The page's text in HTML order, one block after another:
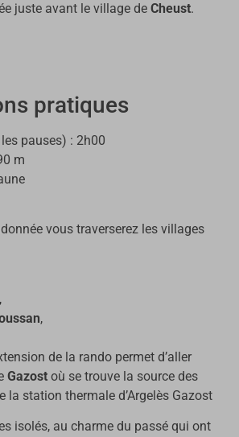
juste avant le village de Cheust.
pratiques
pauses) : 2h00
m
vous traverserez les villages
,
,
de la rando permet d’aller
Gazost où se trouve la source des
la station thermale d’Argelès Gazost
isolés, au charme du passé qui ont